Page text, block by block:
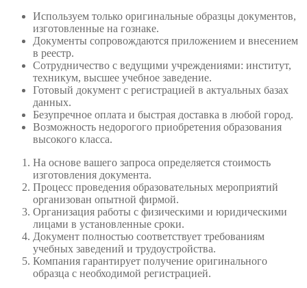
Используем только оригинальные образцы документов,
изготовленные на гознаке.
Документы сопровождаются приложением и внесением
в реестр.
Сотрудничество с ведущими учреждениями: институт,
техникум, высшее учебное заведение.
Готовый документ с регистрацией в актуальных базах
данных.
Безупречное оплата и быстрая доставка в любой город.
Возможность недорогого приобретения образования
высокого класса.
На основе вашего запроса определяется стоимость
изготовления документа.
Процесс проведения образовательных мероприятий
организован опытной фирмой.
Организация работы с физическими и юридическими
лицами в установленные сроки.
Документ полностью соответствует требованиям
учебных заведений и трудоустройства.
Компания гарантирует получение оригинального
образца с необходимой регистрацией.